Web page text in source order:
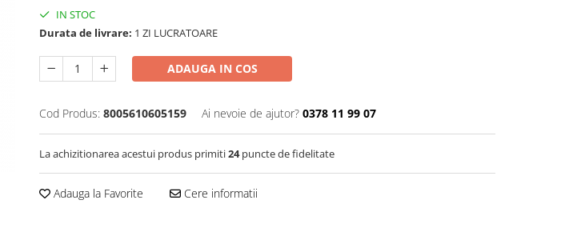
IN STOC
Durata de livrare: 1 ZI LUCRATOARE
ADAUGA IN COS
Cod Produs: 8005610605159 Ai nevoie de ajutor? 0378 11 99 07
La achizitionarea acestui produs primiti24puncte de fidelitate
Adauga la Favorite Cere informatii